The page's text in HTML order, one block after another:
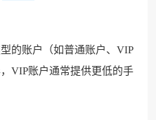
的账户（如普通账户、VIP
VIP账户通常提供更低的手